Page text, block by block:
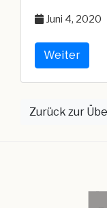
aktuell“
Juni 4, 2020
Weiter
Zurück zur